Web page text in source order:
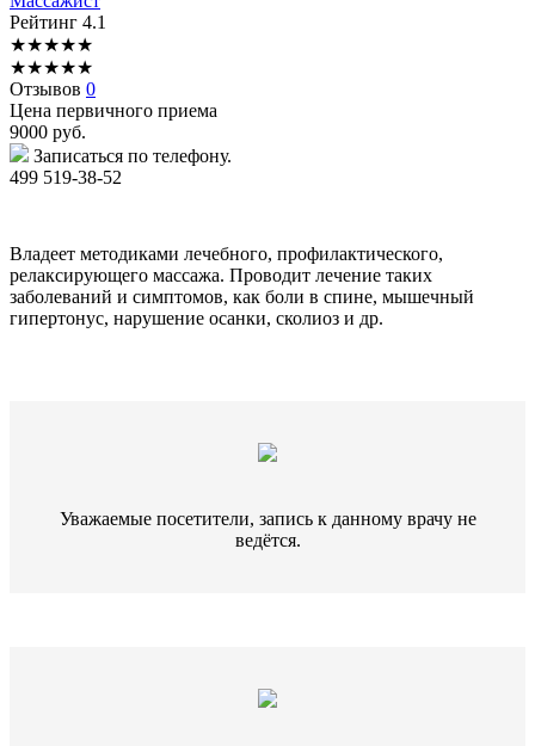
Рейтинг 4.1
★★★★★
★★★★★
Отзывов 0
Цена первичного приема
9000 руб.
Записаться по телефону.
499 519-38-52
Владеет методиками лечебного, профилактического,
релаксирующего массажа. Проводит лечение таких
заболеваний и симптомов, как боли в спине, мышечный
гипертонус, нарушение осанки, сколиоз и др.
Уважаемые посетители, запись к данному врачу не
ведётся.